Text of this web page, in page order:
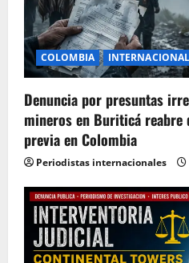
COLOMBIA INTERNACIONAL
Denuncia por presuntas
mineros en Buriticá reabre
previa en Colombia
Periodistas internacionales